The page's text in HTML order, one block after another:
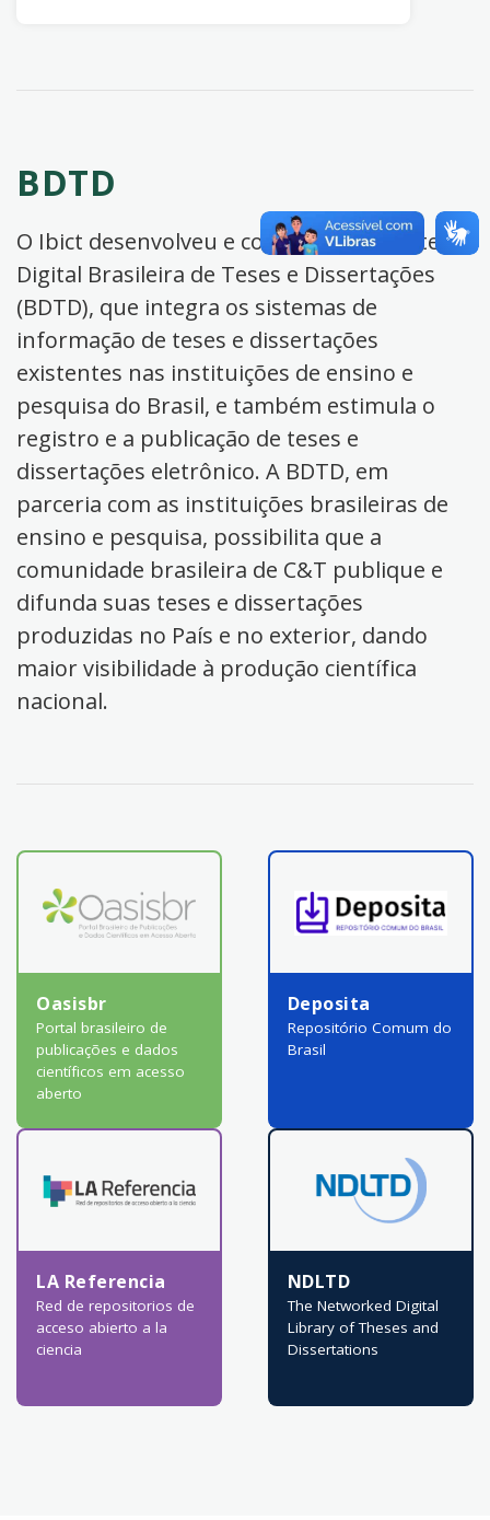
BDTD
O Ibict desenvolveu e coordena a Biblioteca
Digital Brasileira de Teses e Dissertações
(BDTD), que integra os sistemas de
informação de teses e dissertações
existentes nas instituições de ensino e
pesquisa do Brasil, e também estimula o
registro e a publicação de teses e
dissertações eletrônico. A BDTD, em
parceria com as instituições brasileiras de
ensino e pesquisa, possibilita que a
comunidade brasileira de C&T publique e
difunda suas teses e dissertações
produzidas no País e no exterior, dando
maior visibilidade à produção científica
nacional.
Oasisbr
Portal brasileiro de
publicações e dados
científicos em acesso
aberto
Deposita
Repositório Comum do
Brasil
LA Referencia
Red de repositorios de
acceso abierto a la
ciencia
NDLTD
The Networked Digital
Library of Theses and
Dissertations